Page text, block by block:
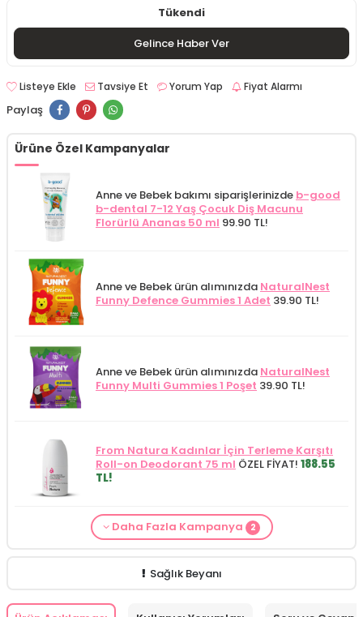
Tükendi
Gelince Haber Ver
Listeye Ekle Tavsiye Et Yorum Yap Fiyat Alarmı
Paylaş
Ürüne Özel Kampanyalar
Anne ve Bebek bakımı siparişlerinizde b-good
b-dental 7-12 Yaş Çocuk Diş Macunu
Florürlü Ananas 50 ml 99.90 TL!
Anne ve Bebek ürün alımınızda NaturalNest
Funny Defence Gummies 1 Adet 39.90 TL!
Anne ve Bebek ürün alımınızda NaturalNest
Funny Multi Gummies 1 Poşet 39.90 TL!
From Natura Kadınlar İçin Terleme Karşıtı
Roll-on Deodorant 75 ml ÖZEL FİYAT! 188.55
TL!
Alls Biocosmetics Organik Anti Stretch Mark
Anne ve Bebek bakımı siparişlerinizde
Daha Fazla Kampanya 2
Sağlık Beyanı